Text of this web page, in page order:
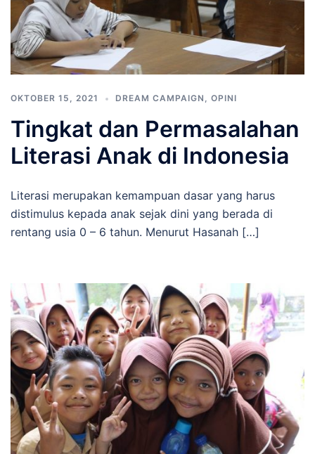
OKTOBER 15, 2021 DREAM CAMPAIGN OPINI
Tingkat dan Permasalahan
Literasi Anak di Indonesia
Literasi merupakan kemampuan dasar yang harus
distimulus kepada anak sejak dini yang berada di
rentang usia 0 – 6 tahun. Menurut Hasanah […]